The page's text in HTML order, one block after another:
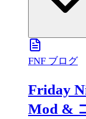
FNF ブログ
Friday
Mod &